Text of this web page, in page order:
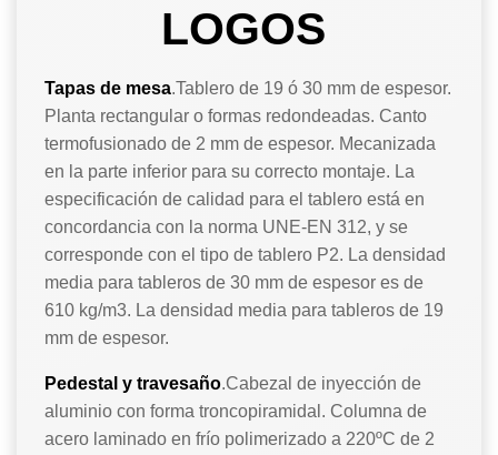
LOGOS
Tapas de mesa.Tablero de 19 ó 30 mm de espesor.
Planta rectangular o formas redondeadas. Canto
termofusionado de 2 mm de espesor. Mecanizada
en la parte inferior para su correcto montaje. La
especificación de calidad para el tablero está en
concordancia con la norma UNE-EN 312, y se
corresponde con el tipo de tablero P2. La densidad
media para tableros de 30 mm de espesor es de
610 kg/m3. La densidad media para tableros de 19
mm de espesor.
Pedestal y travesaño.Cabezal de inyección de
aluminio con forma troncopiramidal. Columna de
acero laminado en frío polimerizado a 220ºC de 2